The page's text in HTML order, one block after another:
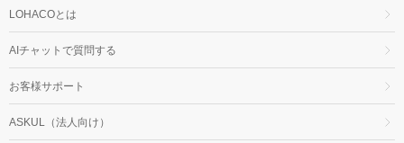
LOHACOとは
AIチャットで質問する
お客様サポート
ASKUL（法人向け）